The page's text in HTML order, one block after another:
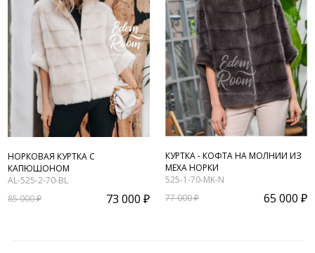
НОРКОВАЯ КУРТКА С
КАПЮШОНОМ
AL-525-2-70-BL
85 000 ₽
73 000 ₽
КУРТКА - КОФТА НА МОЛНИИ ИЗ
МЕХА НОРКИ
525-1-70-MK-N
77 000 ₽
65 000 ₽